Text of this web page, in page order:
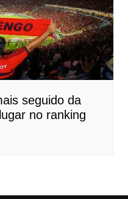
seguido da
no ranking